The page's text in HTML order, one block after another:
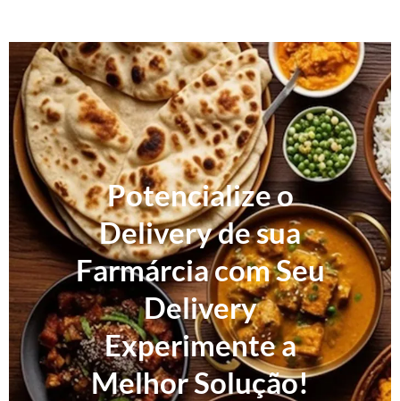
Potencialize o
Delivery de sua
Farmárcia com Seu
Delivery
Experimente a
Melhor Solução!